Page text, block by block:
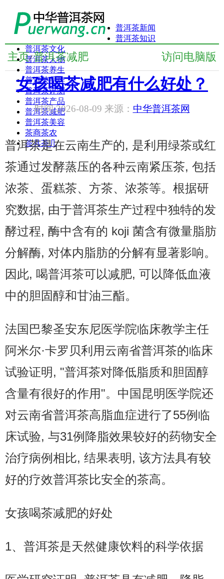
普洱茶新闻
普洱茶知识
普洱茶文化
普洱茶人物
普洱茶养生
普洱茶品牌
普洱茶评测
普洱茶产品
普洱茶减肥
普洱茶美容
茶商茶农
茶具茶几
访问电脑版
主页/ 普洱茶减肥
女孩喝茶减肥有什么好处？
时间:2026-08-09 来源： 中华普洱茶网
普洱茶是在云南生产的, 是利用绿茶或红
茶通过发酵蒸压的各种云南紧压茶, 包括
浓茶、蛋糕茶、方茶、浓茶等。根据研
究数据, 由于普洱茶生产过程中独特的发
酵过程, 酶中含有的 koji 菌含有微量脂肪
分解酶, 对体内脂肪的分解有显著影响。
因此, 喝普洱茶可以减肥, 可以降低血液
中的胆固醇和甘油三酯。
法国巴黎圣安东尼医学院临床教学主任
阿米尔·卡罗贝利用云南省普洱茶的临床
试验证明, "普洱茶对降低脂质和胆固醇
含量有很好的作用"。中国昆明医学院还
对云南省普洱茶高脂血症进行了55例临
床试验, 与31例降脂效果较好的药物安全
治疗病例相比, 结果表明, 该方法具有较
好的疗效普洱茶比安全的茶高。
女孩喝茶减肥的好处
1、普洱茶是天然健康饮料的科学依据